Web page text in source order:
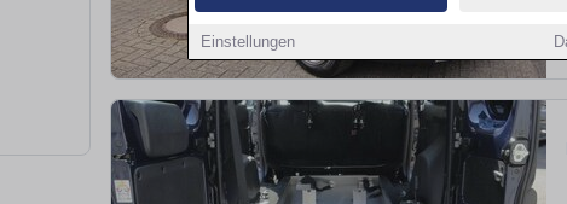
Einstellungen